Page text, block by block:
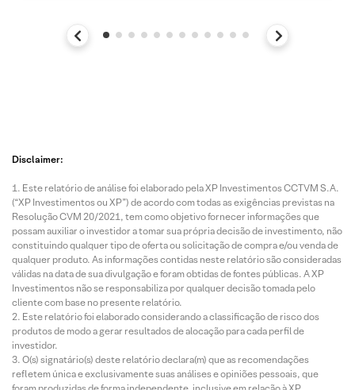
Disclaimer:
Este relatório de análise foi elaborado pela XP Investimentos CCTVM S.A.
(“XP Investimentos ou XP”) de acordo com todas as exigências previstas na
Resolução CVM 20/2021, tem como objetivo fornecer informações que
possam auxiliar o investidor a tomar sua própria decisão de investimento, não
constituindo qualquer tipo de oferta ou solicitação de compra e/ou venda de
qualquer produto. As informações contidas neste relatório são consideradas
válidas na data de sua divulgação e foram obtidas de fontes públicas. A XP
Investimentos não se responsabiliza por qualquer decisão tomada pelo
cliente com base no presente relatório.
Este relatório foi elaborado considerando a classificação de risco dos
produtos de modo a gerar resultados de alocação para cada perfil de
investidor.
O(s) signatário(s) deste relatório declara(m) que as recomendações
refletem única e exclusivamente suas análises e opiniões pessoais, que